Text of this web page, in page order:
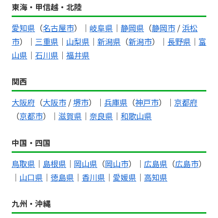
東海・甲信越・北陸
愛知県 （名古屋市）｜ 岐阜県 ｜ 静岡県 （静岡市 / 浜松
市）｜ 三重県 ｜ 山梨県 ｜ 新潟県 （新潟市）｜ 長野県 ｜ 富
山県 ｜ 石川県 ｜ 福井県
関西
大阪府 （大阪市 / 堺市）｜ 兵庫県 （神戸市）｜ 京都府
（京都市）｜ 滋賀県 ｜ 奈良県 ｜ 和歌山県
中国・四国
鳥取県 ｜ 島根県 ｜ 岡山県 （岡山市）｜ 広島県 （広島市）
｜ 山口県 ｜ 徳島県 ｜ 香川県 ｜ 愛媛県 ｜ 高知県
九州・沖縄